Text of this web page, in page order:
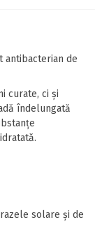
antibacterian de
curate, ci și
îndelungată
solare și de